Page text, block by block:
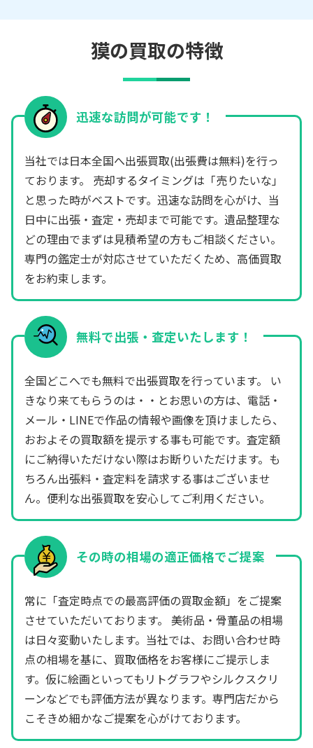
獏の買取の特徴
迅速な訪問が可能です！
当社では日本全国へ出張買取(出張費は無料)を行っ
ております。 売却するタイミングは「売りたいな」
と思った時がベストです。迅速な訪問を心がけ、当
日中に出張・査定・売却まで可能です。遺品整理な
どの理由でまずは見積希望の方もご相談ください。
専門の鑑定士が対応させていただくため、高価買取
をお約束します。
無料で出張・査定いたします！
全国どこへでも無料で出張買取を行っています。 い
きなり来てもらうのは・・とお思いの方は、電話・
メール・LINEで作品の情報や画像を頂けましたら、
おおよその買取額を提示する事も可能です。査定額
にご納得いただけない際はお断りいただけます。も
ちろん出張料・査定料を請求する事はございませ
ん。便利な出張買取を安心してご利用ください。
その時の相場の適正価格でご提案
常に「査定時点での最高評価の買取金額」をご提案
させていただいております。 美術品・骨董品の相場
は日々変動いたします。当社では、お問い合わせ時
点の相場を基に、買取価格をお客様にご提示しま
す。仮に絵画といってもリトグラフやシルクスクリ
ーンなどでも評価方法が異なります。専門店だから
こそきめ細かなご提案を心がけております。